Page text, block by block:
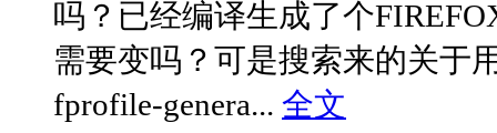
吗？已经编译生成了个
需要变吗？可是搜索来的关于
fprofile-genera... 全文